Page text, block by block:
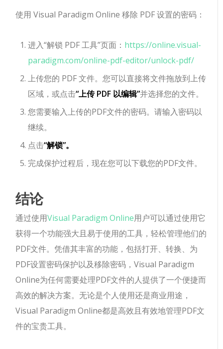
使用 Visual Paradigm Online 移除 PDF 设置的密码：
进入“解锁 PDF 工具”页面： https://online.visual-
paradigm.com/online-pdf-editor/unlock-pdf/
上传您的 PDF 文件。您可以直接将文件拖放到上传
区域，或点击“上传 PDF 以编辑”并选择您的文件。
您需要输入上传的PDF文件的密码。请输入密码以
继续。
点击“解锁”。
完成保护过程后，现在您可以下载您的PDF文件。
结论
通过使用Visual Paradigm Online用户可以通过使用它
获得一个功能强大且易于使用的工具，轻松管理他们的
PDF文件。凭借其丰富的功能，包括打开、转换、为
PDF设置密码保护以及移除密码，Visual Paradigm
Online为任何需要处理PDF文件的人提供了一个便捷而
高效的解决方案。无论是个人使用还是商业用途，
Visual Paradigm Online都是高效且有效地管理PDF文
件的宝贵工具。